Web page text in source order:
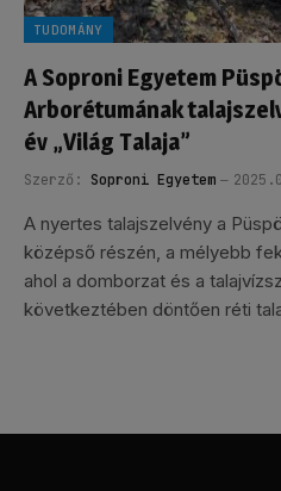
TUDOMÁNY
A Soproni Egyetem
Arborétumának
év „Világ Talaja”
Szerző: Soproni Egyetem
A nyertes talajszelvény a
középső részén, a mélyebb
ahol a domborzat és a
következtében döntően réti